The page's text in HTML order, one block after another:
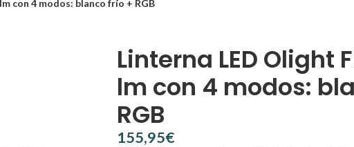
con 4 modos: blanco frío + RGB
Linterna LED Olight
lm con 4 modos:
RGB
€